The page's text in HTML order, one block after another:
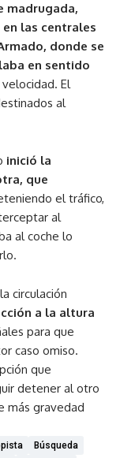
madrugada,
las centrales
donde se
en sentido
El
al
inició la
que
el tráfico,
al
al coche lo
circulación
a la altura
para que
caso omiso.
que
detener al otro
más gravedad
Búsqueda